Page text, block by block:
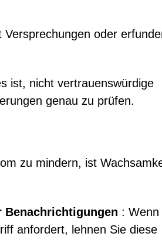
oder
ist, nicht vertrauenswürdige
genau zu prüfen.
zu mindern, ist
Benachrichtigungen : Wenn
anfordert, lehnen Sie diese